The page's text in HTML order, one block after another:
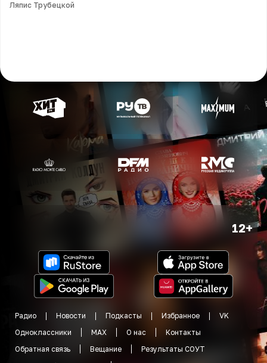
Ляпис Трубецкой
12+
Радио Новости Подкасты Избранное
VK
Одноклассники
MAX О нас
Контакты
Обратная связь
Вещание
Результаты СОУТ